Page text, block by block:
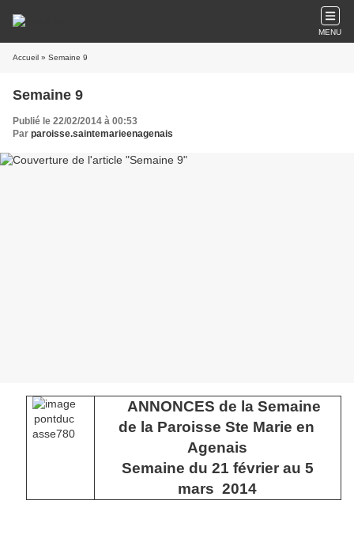
MENU
Accueil » Semaine 9
Semaine 9
Publié le 22/02/2014 à 00:53
Par paroisse.saintemarieenagenais
ANNONCES de la Semaine
de la Paroisse Ste Marie en
Agenais
Semaine du 21 février au 5
mars 2014